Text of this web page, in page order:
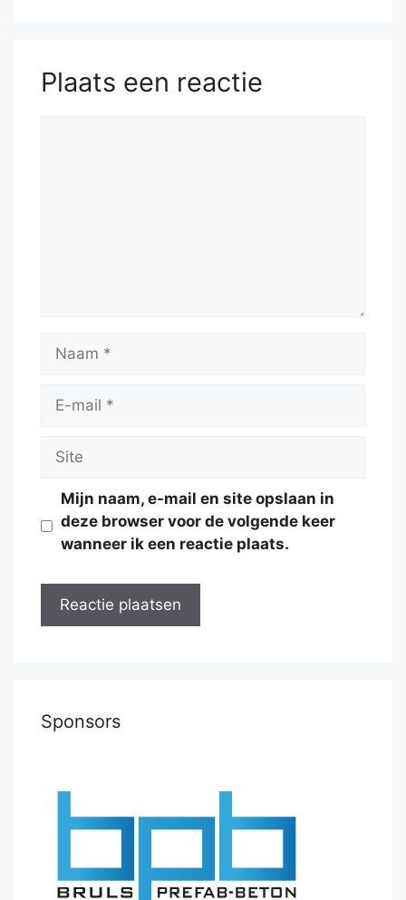
Plaats een reactie
Naam
Site
Mijn naam, e-mail en site opslaan in
deze browser voor de volgende keer
wanneer ik een reactie plaats.
Sponsors